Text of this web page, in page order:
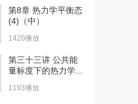
第二定
第二定
09:07
第8章 热力学平衡态
(4)（中）
1420播放
第三十三讲 公共能
量标度下的热力学...
1193播放